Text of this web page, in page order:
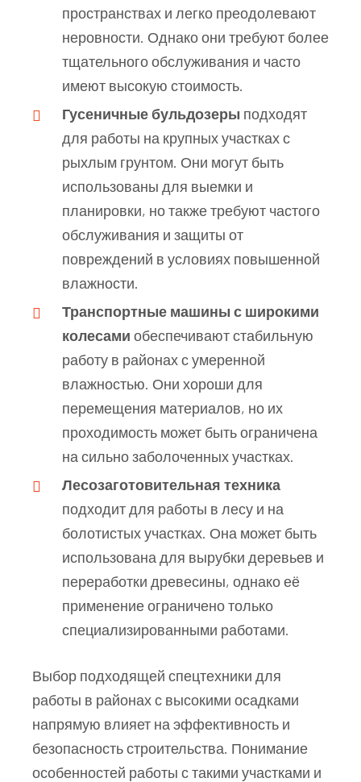
пространствах и легко преодолевают
неровности. Однако они требуют более
тщательного обслуживания и часто
имеют высокую стоимость.
Гусеничные бульдозеры подходят
для работы на крупных участках с
рыхлым грунтом. Они могут быть
использованы для выемки и
планировки, но также требуют частого
обслуживания и защиты от
повреждений в условиях повышенной
влажности.
Транспортные машины с широкими
колесами обеспечивают стабильную
работу в районах с умеренной
влажностью. Они хороши для
перемещения материалов, но их
проходимость может быть ограничена
на сильно заболоченных участках.
Лесозаготовительная техника
подходит для работы в лесу и на
болотистых участках. Она может быть
использована для вырубки деревьев и
переработки древесины, однако её
применение ограничено только
специализированными работами.
Выбор подходящей спецтехники для
работы в районах с высокими осадками
напрямую влияет на эффективность и
безопасность строительства. Понимание
особенностей работы с такими участками и